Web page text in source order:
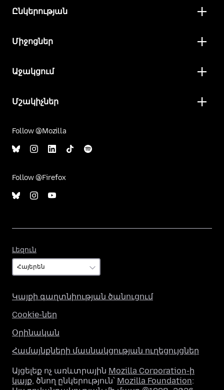
Ընկերության
Միջոցներ
Աջակցում
Մշակիչներ
Follow @Mozilla
Follow @Firefox
Լեզուն
Կայքի գաղտնիության ծանուցում
Cookie-ներ
Օրինական
Համայնքների մասնակցության ուղեցույցներ
Այցելեք ոչ առևտրային Mozilla Corporation-ի
կայք, ծնող ընկերություն՝ Mozilla Foundation: